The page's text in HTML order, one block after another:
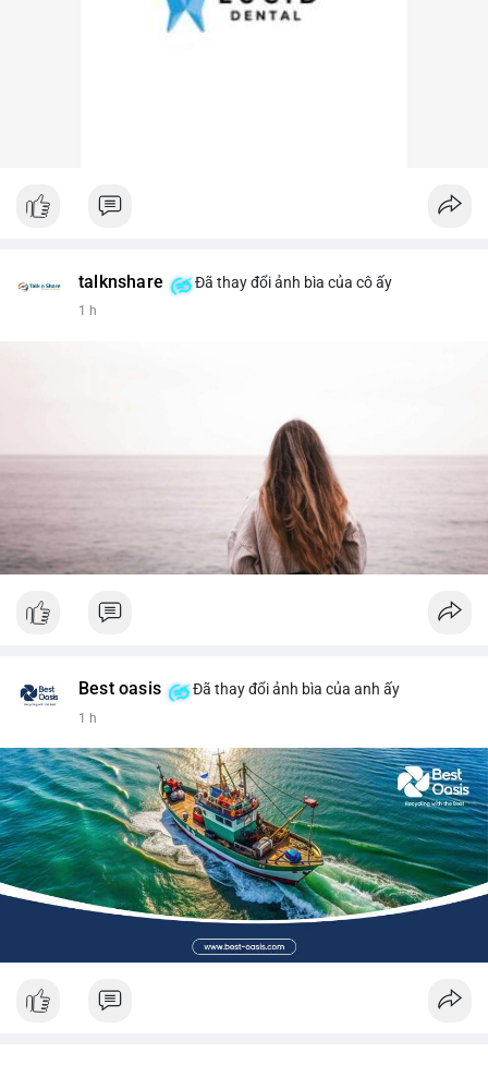
talknshare Đã thay đổi ảnh bìa của cô ấy
1 h
Best oasis Đã thay đổi ảnh bìa của anh ấy
1 h